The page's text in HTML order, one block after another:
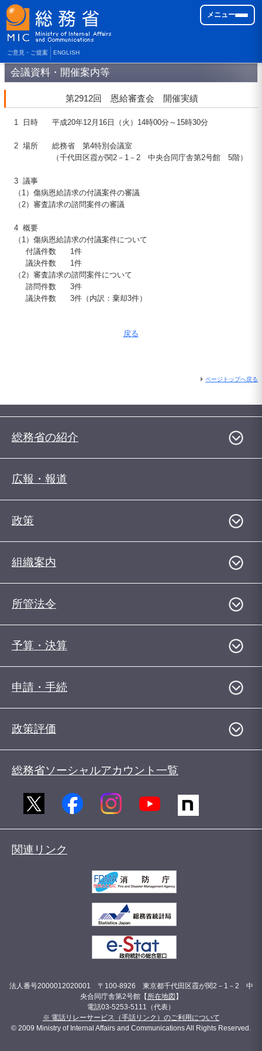
ご意見・ご提案 ENGLISH
メニュー
会議資料・開催案内等
第2912回 恩給審査会 開催実績
1 日時平成20年12月 16 日（火） 14時00分～ 15時30分
2 場所
総務省 第4特別会議室
（千代田区霞が関2－1－2 中央合同庁舎第2号館 5階）
3議事
（1）傷病恩給請求の付議案件の審議
（2）審査請求の諮問案件の審議
4概要
（1）傷病恩給請求の付議案件について
付議件数 1件
議決件数
1件
（2）審査請求の諮問案件について
諮問件数3件
議決件数
3件（内訳：棄却3件）
戻る
ページトップへ戻る
総務省の紹介
広報・報道
政策
組織案内
所管法令
予算・決算
申請・手続
政策評価
総務省ソーシャルアカウント一覧
関連リンク
法人番号2000012020001 〒100-8926 東京都千代田区霞が関2－1－2 中
央合同庁舎第2号館【 所在地図 】
電話03-5253-5111（代表）
※ 電話リレーサービス（手話リンク）のご利用について
© 2009 Ministry of Internal Affairs and Communications All Rights Reserved.